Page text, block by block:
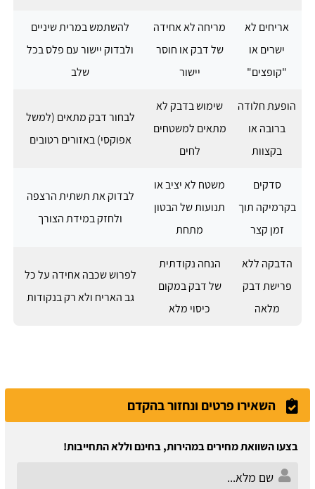
אריחים לא
ישרים או
"קופצים"
מריחה לא אחידה
של דבק או חוסר
יישור
להשתמש במרית שיניים
ולבדוק יישור עם פלס בכל
שלב
הופעת חלודה
ברובה או
בקצוות
שימוש בדבק לא
מתאים למשטחים
לחים
לבחור דבק מתאים (למשל
אפוקסי) באזורים רטובים
סדקים
בקרמיקה תוך
זמן קצר
משטח לא יציב או
תנועות של הבטון
מתחת
לבדוק את תשתית הרצפה
ולחזק במידת הצורך
הדבקה ללא
פרישת דבק
מלאה
הנחה נקודתית
של דבק במקום
כיסוי מלא
לפרוש שכבה אחידה על כל
גב האריח ולא רק בנקודות
השאירו פרטים ונחזור בהקדם
בצעו השוואת מחירים במהירות, בחינם וללא התחייבות!